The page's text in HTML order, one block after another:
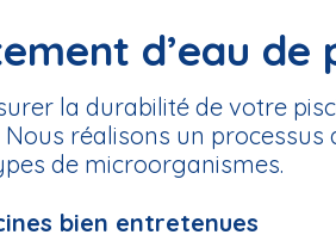
d’eau de
la durabilité de votre
Nous réalisons un
de microorganismes.
bien entretenues